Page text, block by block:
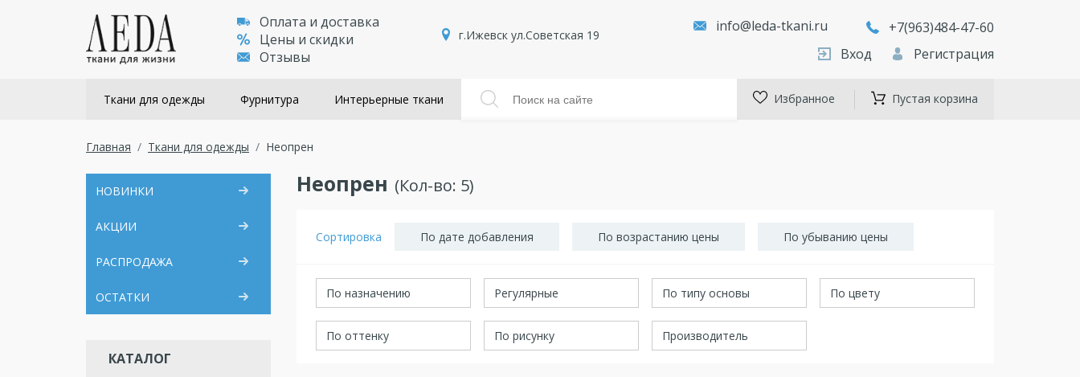
Оплата и доставка
Цены и скидки
Отзывы
г.Ижевск ул.Советская 19
info@leda-tkani.ru
+7(963)484-47-60
Вход
Регистрация
Ткани для одежды Фурнитура Интерьерные ткани Избранное Пустая корзина
Главная Ткани для одежды Неопрен
НОВИНКИ
АКЦИИ
РАСПРОДАЖА
ОСТАТКИ
КАТАЛОГ
Неопрен (Кол-во: 5)
Сортировка По дате добавления По возрастанию цены По убыванию цены
По назначению Регулярные По типу основы По цвету
По оттенку По рисунку Производитель